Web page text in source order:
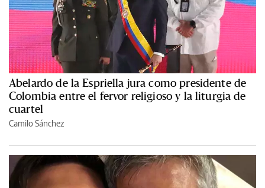
Abelardo de la Espriella jura como presidente de
Colombia entre el fervor religioso y la liturgia de
cuartel
Camilo Sánchez